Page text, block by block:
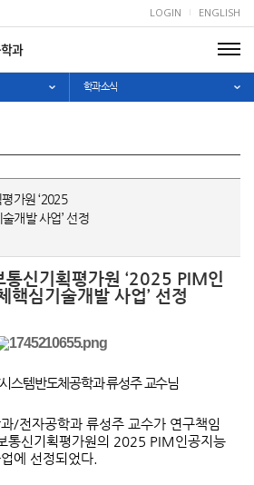
LOGIN ENGLISH
과
학과소식
가원 ‘2025
개발 사업’ 선정
통신기획평가원 ‘2025 PIM인
핵심기술개발 사업’ 선정
스템반도체공학과 류성주 교수님
/전자공학과 류성주 교수가 연구책임
통신기획평가원의 2025 PIM인공지능
에 선정되었다